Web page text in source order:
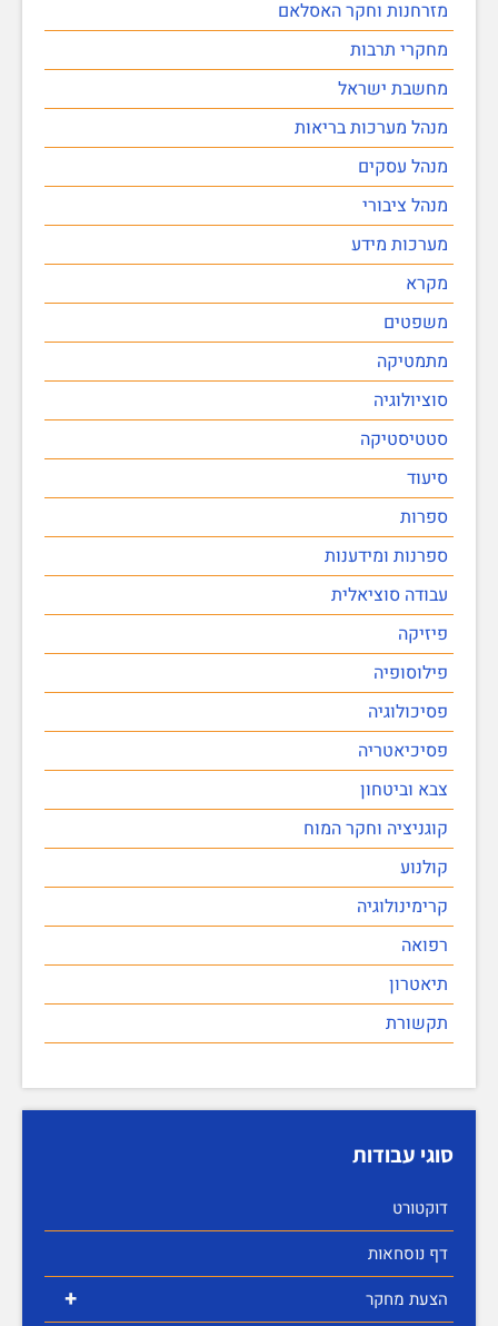
מזרחנות וחקר האסלאם
מחקרי תרבות
מחשבת ישראל
מנהל מערכות בריאות
מנהל עסקים
מנהל ציבורי
מערכות מידע
מקרא
משפטים
מתמטיקה
סוציולוגיה
סטטיסטיקה
סיעוד
ספרות
ספרנות ומידענות
עבודה סוציאלית
פיזיקה
פילוסופיה
פסיכולוגיה
פסיכיאטריה
צבא וביטחון
קוגניציה וחקר המוח
קולנוע
קרימינולוגיה
רפואה
תיאטרון
תקשורת
סוגי עבודות
דוקטורט
דף נוסחאות
+ הצעת מחקר